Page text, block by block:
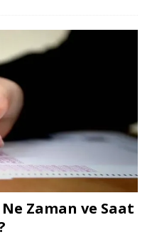
Ne Zaman ve Saat